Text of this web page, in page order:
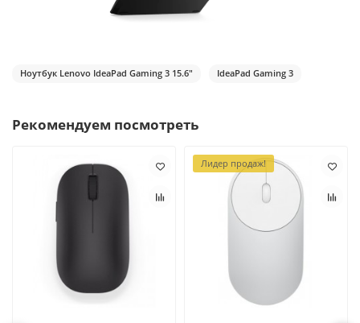
Ноутбук Lenovo IdeaPad Gaming 3 15.6" IdeaPad Gaming 3
Рекомендуем посмотреть
Лидер продаж!